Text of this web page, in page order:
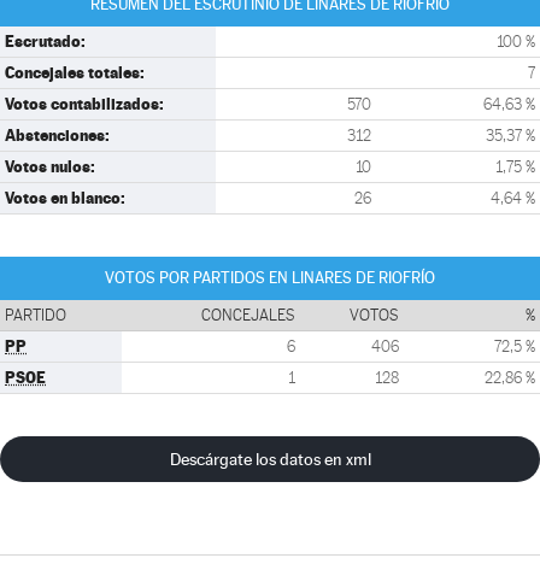
RESUMEN DEL ESCRUTINIO DE LINARES DE RIOFRÍO
Escrutado: 100 %
Concejales totales: 7
Votos contabilizados: 570 64,63 %
Abstenciones: 312 35,37 %
Votos nulos: 10 1,75 %
Votos en blanco: 26 4,64 %
VOTOS POR PARTIDOS EN LINARES DE RIOFRÍO
PARTIDO CONCEJALES VOTOS %
PP 6 406 72,5 %
PSOE 1 128 22,86 %
Descárgate los datos en xml